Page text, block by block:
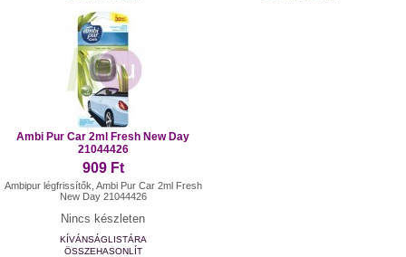
Ambi Pur Car 2ml Fresh New Day
21044426
909 Ft
Ambipur légfrissítők, Ambi Pur Car 2ml Fresh
New Day 21044426
Nincs készleten
KÍVÁNSÁGLISTÁRA
ÖSSZEHASONLÍT